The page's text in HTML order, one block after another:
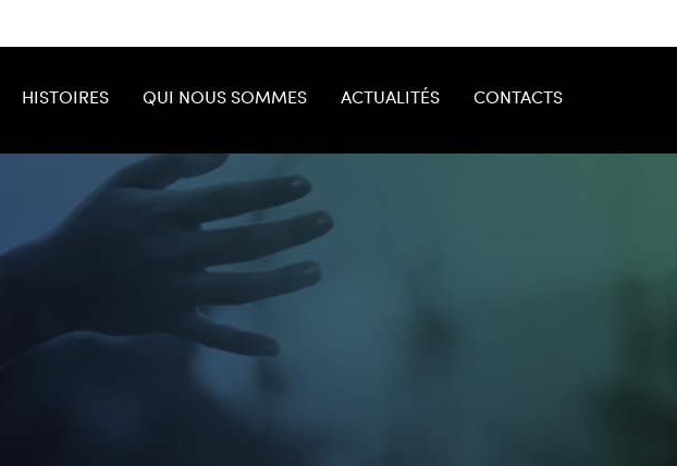
HISTOIRES QUI NOUS SOMMES ACTUALITÉS CONTACTS